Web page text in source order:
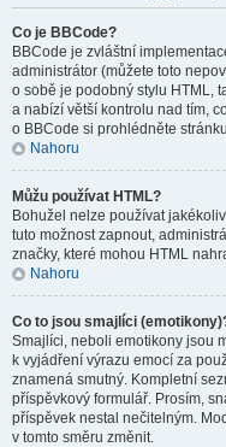
Co je BBCode?
BBCode je zvláštní
administrátor (můžete toto
o sobě je podobný stylu HTML,
a nabízí větší kontrolu nad tím,
o BBCode si prohlédněte
Nahoru
Můžu používat HTML?
Bohužel nelze používat
tuto možnost zapnout,
značky, které mohou HTML
Nahoru
Co to jsou smajlíci
Smajlíci, neboli emotikony jsou
k vyjádření výrazu emocí za
znamená smutný. Kompletní
příspěvkový formulář. Prosím,
příspěvek nestal nečitelným.
v tomto směru změnit.